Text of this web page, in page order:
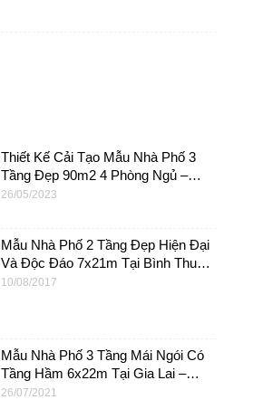
Thiết Kế Cải Tạo Mẫu Nhà Phố 3
Tầng Đẹp 90m2 4 Phòng Ngủ –
NP70
26/05/2023
Mẫu Nhà Phố 2 Tầng Đẹp Hiện Đại
Và Độc Đáo 7x21m Tại Bình Thuận
– NP08
10/08/2017
Mẫu Nhà Phố 3 Tầng Mái Ngói Có
Tầng Hầm 6x22m Tại Gia Lai –
NP54
26/07/2021